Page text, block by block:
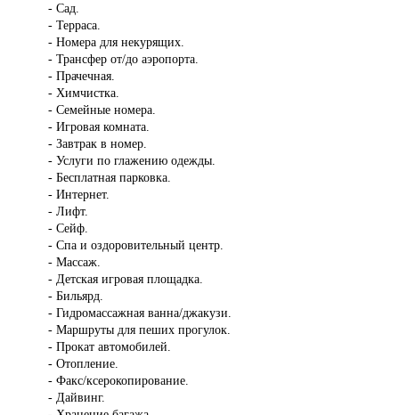
- Сад.
- Терраса.
- Номера для некурящих.
- Трансфер от/до аэропорта.
- Прачечная.
- Химчистка.
- Семейные номера.
- Игровая комната.
- Завтрак в номер.
- Услуги по глажению одежды.
- Бесплатная парковка.
- Интернет.
- Лифт.
- Сейф.
- Спа и оздоровительный центр.
- Массаж.
- Детская игровая площадка.
- Бильярд.
- Гидромассажная ванна/джакузи.
- Маршруты для пеших прогулок.
- Прокат автомобилей.
- Отопление.
- Факс/ксерокопирование.
- Дайвинг.